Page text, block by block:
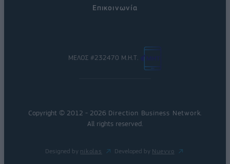
Επικοινωνία
ΜΕΛΟΣ #232470 Μ.Η.Τ.
Copyright © 2012 - 2026 Direction Business Network
All rights reserved.
Designed by nikolas Developed by Nuevvo